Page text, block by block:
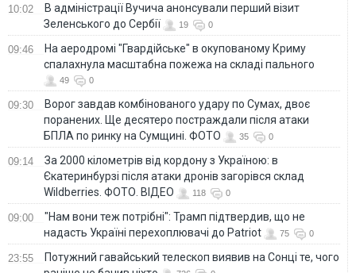
10:02
В адміністрації Вучича анонсували перший візит
Зеленського до Сербії
19 0
09:46
На аеродромі "Гвардійське" в окупованому Криму
спалахнула масштабна пожежа на складі пального
49 0
09:30
Ворог завдав комбінованого удару по Сумах, двоє
поранених. Ще десятеро постраждали після атаки
БПЛА по ринку на Сумщині. ФОТО
35 0
09:14
За 2000 кілометрів від кордону з Україною: в
Єкатеринбурзі після атаки дронів загорівся склад
Wildberries. ФОТО. ВІДЕО
118 0
09:00
"Нам вони теж потрібні": Трамп підтвердив, що не
надасть Україні перехоплювачі до Patriot
75 0
23:55
Потужний гавайський телескоп виявив на Сонці те, чого